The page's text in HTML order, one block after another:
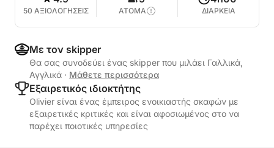
50 ΑΞΙΟΛΟΓΗΣΕΙΣ ΑΤΟΜΑ ΔΙΑΡΚΕΙΑ
Με τον skipper
Θα σας συνοδεύει ένας skipper που μιλάει Γαλλικά,
Αγγλικά · Μάθετε περισσότερα
Εξαιρετικός ιδιοκτήτης
Olivier είναι ένας έμπειρος ενοικιαστής σκαφών με
εξαιρετικές κριτικές και είναι αφοσιωμένος στο να
παρέχει ποιοτικές υπηρεσίες